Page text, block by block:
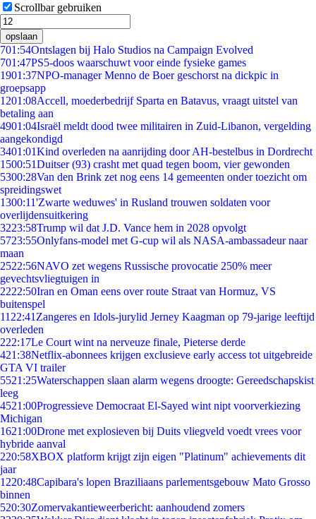
Scrollbar gebruiken
opslaan
701:54Ontslagen bij Halo Studios na Campaign Evolved
701:47PS5-doos waarschuwt voor einde fysieke games
1901:37NPO-manager Menno de Boer geschorst na dickpic in
groepsapp
1201:08Accell, moederbedrijf Sparta en Batavus, vraagt uitstel van
betaling aan
4901:04Israël meldt dood twee militairen in Zuid-Libanon, vergelding
aangekondigd
3401:01Kind overleden na aanrijding door AH-bestelbus in Dordrecht
1500:51Duitser (93) crasht met quad tegen boom, vier gewonden
5300:28Van den Brink zet nog eens 14 gemeenten onder toezicht om
spreidingswet
1300:11'Zwarte weduwes' in Rusland trouwen soldaten voor
overlijdensuitkering
3223:58Trump wil dat J.D. Vance hem in 2028 opvolgt
5723:55Onlyfans-model met G-cup wil als NASA-ambassadeur naar
maan
2522:56NAVO zet wegens Russische provocatie 250% meer
gevechtsvliegtuigen in
2222:50Iran en Oman eens over route Straat van Hormuz, VS
buitenspel
11 22:41 Zangeres en Idols-jurylid Jerney Kaagman op 79-jarige leeftijd
overleden
222:17Le Court wint na nerveuze finale, Pieterse derde
421:38Netflix-abonnees krijgen exclusieve early access tot uitgebreide
GTA VI trailer
5521:25Waterschappen slaan alarm wegens droogte: Gereedschapskist
leeg
4521:00Progressieve Democraat El-Sayed wint nipt voorverkiezing
Michigan
1621:00Drone met explosieven bij Duits vliegveld voedt vrees voor
hybride aanval
220:58XBOX platform krijgt zijn eigen "Platinum" achievements dit
jaar
1220:48Capibara's lopen Braziliaans parlementsgebouw Mato Grosso
binnen
520:30Zomervakantieweerbericht: aanhoudend zomers